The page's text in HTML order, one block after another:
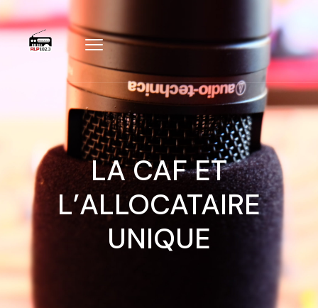
LA CAF ET
L’ALLOCATAIRE
UNIQUE